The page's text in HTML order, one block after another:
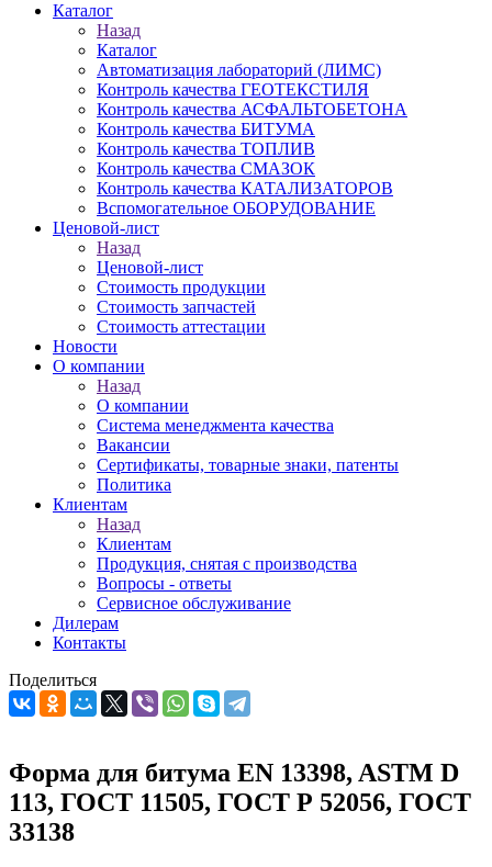
Каталог
Назад
Каталог
Автоматизация лабораторий (ЛИМС)
Контроль качества ГЕОТЕКСТИЛЯ
Контроль качества АСФАЛЬТОБЕТОНА
Контроль качества БИТУМА
Контроль качества ТОПЛИВ
Контроль качества СМАЗОК
Контроль качества КАТАЛИЗАТОРОВ
Вспомогательное ОБОРУДОВАНИЕ
Ценовой-лист
Назад
Ценовой-лист
Стоимость продукции
Стоимость запчастей
Стоимость аттестации
Новости
О компании
Назад
О компании
Система менеджмента качества
Вакансии
Сертификаты, товарные знаки, патенты
Политика
Клиентам
Назад
Клиентам
Продукция, снятая с производства
Вопросы - ответы
Сервисное обслуживание
Дилерам
Контакты
Поделиться
Форма для битума EN 13398, ASTM D
113, ГОСТ 11505, ГОСТ Р 52056, ГОСТ
33138